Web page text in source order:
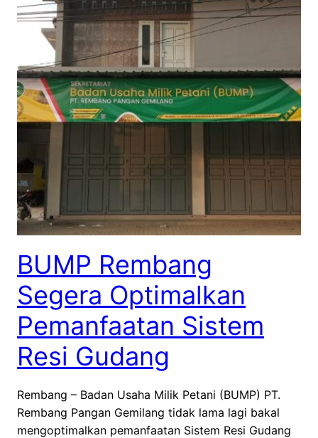
BUMP Rembang
Segera Optimalkan
Pemanfaatan Sistem
Resi Gudang
Rembang – Badan Usaha Milik Petani (BUMP) PT.
Rembang Pangan Gemilang tidak lama lagi bakal
mengoptimalkan pemanfaatan Sistem Resi Gudang